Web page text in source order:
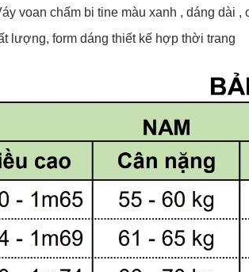
voan chấm bi tine màu xanh , dáng dài
lượng, form dáng thiết kế hợp thời trang